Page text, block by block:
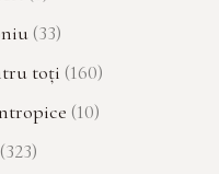
(33)
toți (160)
(10)
(323)